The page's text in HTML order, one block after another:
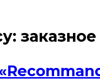
заказное